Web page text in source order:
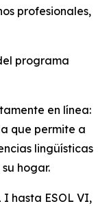
profesionales,
programa
en línea:
que permite a
lingüísticas
hogar.
I hasta ESOL VI,